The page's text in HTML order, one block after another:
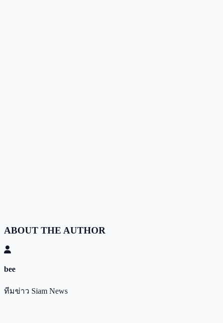
ABOUT THE AUTHOR
bee
ทีมข่าว Siam News